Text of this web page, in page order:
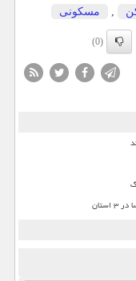
مسكونی
(0)